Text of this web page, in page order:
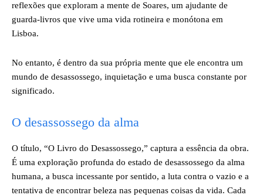
reflexões que exploram a mente de Soares, um ajudante de
guarda-livros que vive uma vida rotineira e monótona em
Lisboa.
No entanto, é dentro da sua própria mente que ele encontra um
mundo de desassossego, inquietação e uma busca constante por
significado.
O desassossego da alma
O título, “O Livro do Desassossego,” captura a essência da obra.
É uma exploração profunda do estado de desassossego da alma
humana, a busca incessante por sentido, a luta contra o vazio e a
tentativa de encontrar beleza nas pequenas coisas da vida. Cada